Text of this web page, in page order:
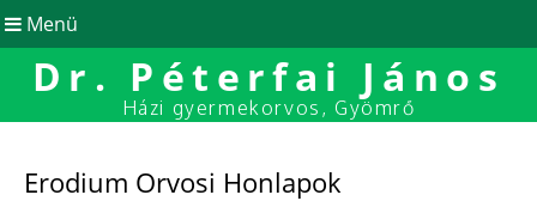
Menü
Dr. Péterfai János
Házi gyermekorvos, Gyömrő
Erodium Orvosi Honlapok